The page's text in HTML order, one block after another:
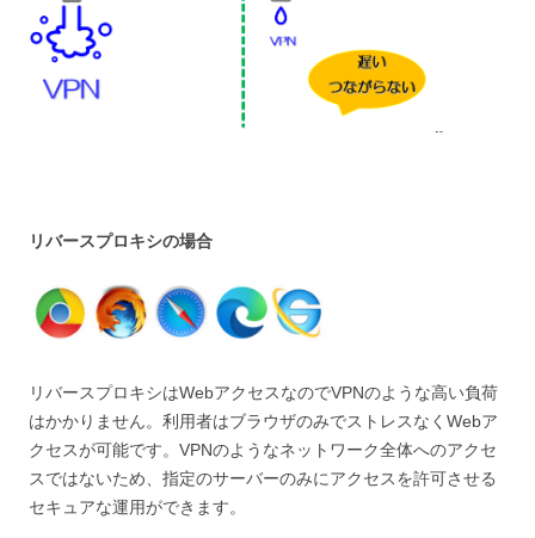
リバースプロキシの場合
リバースプロキシはWebアクセスなのでVPNのような高い負荷
はかかりません。利用者はブラウザのみでストレスなくWebア
クセスが可能です。VPNのようなネットワーク全体へのアクセ
スではないため、指定のサーバーのみにアクセスを許可させる
セキュアな運用ができます。